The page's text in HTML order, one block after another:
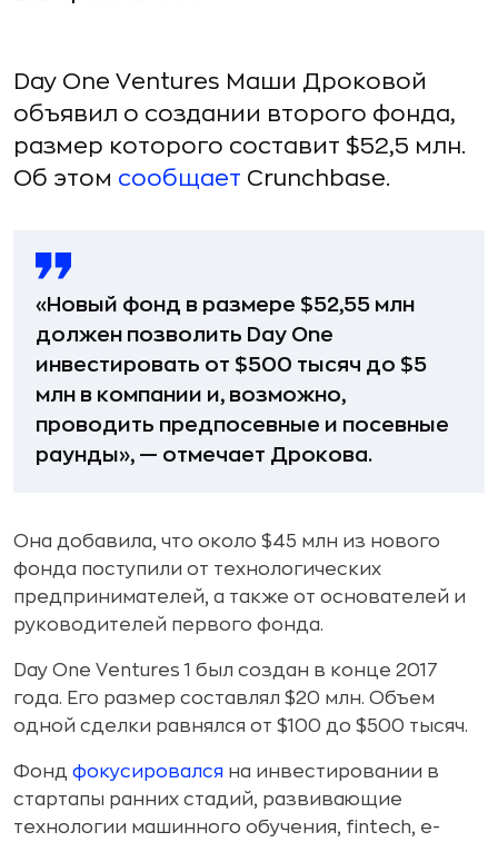
Day One Ventures Маши Дроковой
объявил о создании второго фонда,
размер которого составит $52,5 млн.
Об этом сообщает Crunchbase.
«Новый фонд в размере $52,55 млн
должен позволить Day One
инвестировать от $500 тысяч до $5
млн в компании и, возможно,
проводить предпосевные и посевные
раунды», — отмечает Дрокова.
Она добавила, что около $45 млн из нового
фонда поступили от технологических
предпринимателей, а также от основателей и
руководителей первого фонда.
Day One Ventures 1 был создан в конце 2017
года. Его размер составлял $20 млн. Объем
одной сделки равнялся от $100 до $500 тысяч.
Фонд фокусировался на инвестировании в
стартапы ранних стадий, развивающие
технологии машинного обучения, fintech, e-